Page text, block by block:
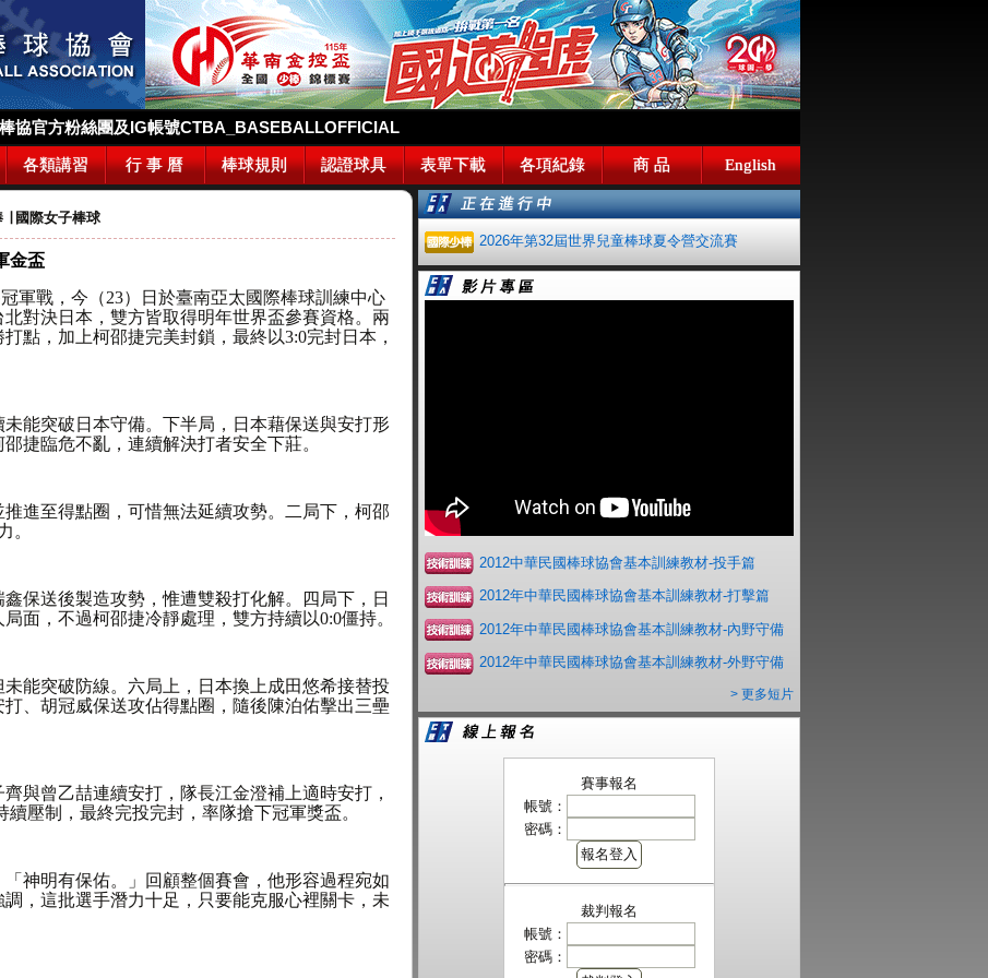
協官方粉絲團及IG帳號CTBA_BASEBALLOFFICIAL
各類講習 行 事 曆 棒球規則 認證球具 表單下載 各項紀錄 商 品 English
國際女子棒球
金盃
軍戰，今（23）日於臺南亞太國際棒球訓練中心
對決日本，雙方皆取得明年世界盃參賽資格。兩
點，加上柯邵捷完美封鎖，最終以3:0完封日本，
能突破日本守備。下半局，日本藉保送與安打形
捷臨危不亂，連續解決打者安全下莊。
進至得點圈，可惜無法延續攻勢。二局下，柯邵
。
保送後製造攻勢，惟遭雙殺打化解。四局下，日
面，不過柯邵捷冷靜處理，雙方持續以0:0僵持。
能突破防線。六局上，日本換上成田悠希接替投
、胡冠威保送攻佔得點圈，隨後陳泊佑擊出三壘
與曾乙喆連續安打，隊長江金澄補上適時安打，
壓制，最終完投完封，率隊搶下冠軍獎盃。
神明有保佑。」回顧整個賽會，他形容過程宛如
調，這批選手潛力十足，只要能克服心裡關卡，未
2026年第32屆世界兒童棒球夏令營交流賽
2012中華民國棒球協會基本訓練教材-投手篇
2012年中華民國棒球協會基本訓練教材-打擊篇
2012年中華民國棒球協會基本訓練教材-內野守備
2012年中華民國棒球協會基本訓練教材-外野守備
> 更多短片
賽事報名
帳號：
密碼：
裁判報名
帳號：
密碼：